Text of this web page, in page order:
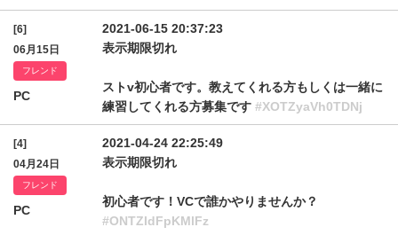
[6]
06月15日
フレンド
PC
2021-06-15 20:37:23
表示期限切れ
ストv初心者です。教えてくれる方もしくは一緒に
練習してくれる方募集です #XOTZyaVh0TDNj
[4]
04月24日
フレンド
PC
2021-04-24 22:25:49
表示期限切れ
初心者です！VCで誰かやりませんか？
#ONTZIdFpKMlFz